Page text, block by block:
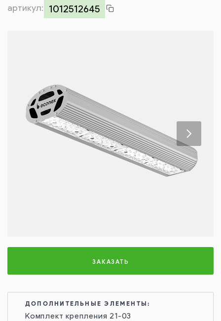
Контакты
артикул: 1012512645
ЗАКАЗАТЬ
ДОПОЛНИТЕЛЬНЫЕ ЭЛЕМЕНТЫ:
Комплект крепления 21-03